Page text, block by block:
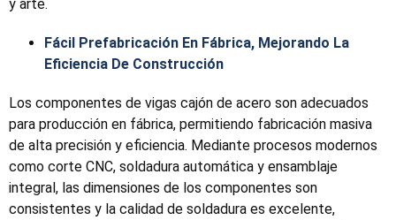
y arte.
Fácil Prefabricación En Fábrica, Mejorando La
Eficiencia De Construcción
Los componentes de vigas cajón de acero son adecuados
para producción en fábrica, permitiendo fabricación masiva
de alta precisión y eficiencia. Mediante procesos modernos
como corte CNC, soldadura automática y ensamblaje
integral, las dimensiones de los componentes son
consistentes y la calidad de soldadura es excelente,